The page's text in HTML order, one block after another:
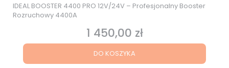
IDEAL BOOSTER 4400 PRO 12V/24V – Profesjonalny Booster
Rozruchowy 4400A
Cena
1 450,00 zł
DO KOSZYKA